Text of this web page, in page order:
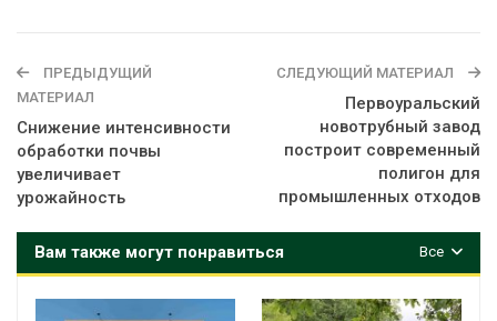
ПРЕДЫДУЩИЙ
МАТЕРИАЛ
Снижение интенсивности
обработки почвы
увеличивает
урожайность
СЛЕДУЮЩИЙ МАТЕРИАЛ
Первоуральский
новотрубный завод
построит современный
полигон для
промышленных отходов
Все
Вам также могут понравиться